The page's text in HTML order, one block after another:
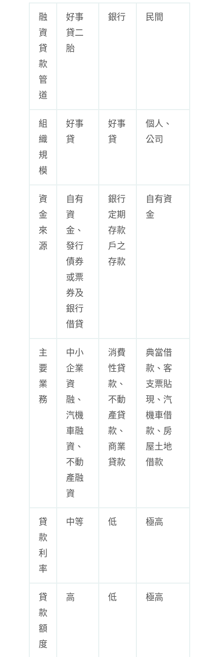
融
資
貸
款
管
道
好事
貸二
胎
銀行 民間
組
織
規
模
好事
貸
好事
貸
個人、
公司
資
金
來
源
自有
資
金、
發行
債券
或票
券及
銀行
借貸
銀行
定期
存款
戶之
存款
自有資
金
主
要
業
務
中小
企業
資
融、
汽機
車融
資、
不動
產融
資
消費
性貸
款、
不動
產貸
款、
商業
貸款
典當借
款、客
支票貼
現、汽
機車借
款、房
屋土地
借款
貸
款
利
率
中等 低 極高
貸
款
額
度
高 低 極高